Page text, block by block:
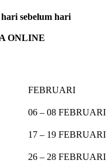
sebelum hari
ONLINE
FEBRUARI
06 – 08 FEBRUARI
17 – 19 FEBRUARI
26 – 28 FEBRUARI